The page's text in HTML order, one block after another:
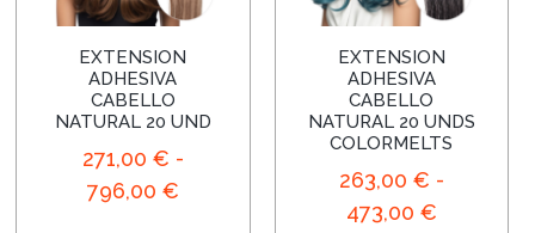
EXTENSION
ADHESIVA
CABELLO
NATURAL 20 UND
271,00 € -
796,00 €
EXTENSION
ADHESIVA
CABELLO
NATURAL 20 UNDS
COLORMELTS
263,00 € -
473,00 €